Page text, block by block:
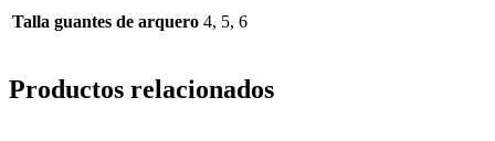
Talla guantes de arquero 4, 5, 6
Productos relacionados